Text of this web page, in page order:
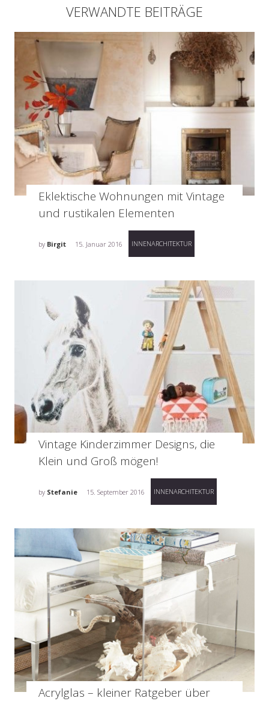
VERWANDTE BEITRÄGE
Eklektische Wohnungen mit Vintage
und rustikalen Elementen
by Birgit 15. Januar 2016 INNENARCHITEKTUR
Vintage Kinderzimmer Designs, die
Klein und Groß mögen!
by Stefanie 15. September 2016 INNENARCHITEKTUR
Acrylglas – kleiner Ratgeber über